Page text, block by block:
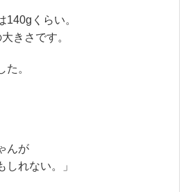
140gくらい。
きさです。
。
んが
れない。」